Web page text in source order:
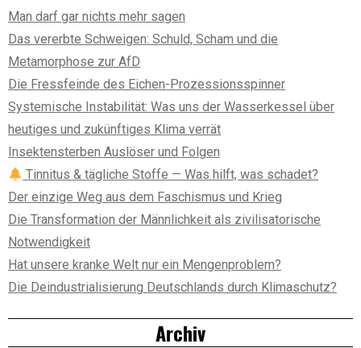
Man darf gar nichts mehr sagen
Das vererbte Schweigen: Schuld, Scham und die
Metamorphose zur AfD
Die Fressfeinde des Eichen-Prozessionsspinner
Systemische Instabilität: Was uns der Wasserkessel über
heutiges und zukünftiges Klima verrät
Insektensterben Auslöser und Folgen
Tinnitus & tägliche Stoffe — Was hilft, was schadet?
Der einzige Weg aus dem Faschismus und Krieg
Die Transformation der Männlichkeit als zivilisatorische
Notwendigkeit
Hat unsere kranke Welt nur ein Mengenproblem?
Die Deindustrialisierung Deutschlands durch Klimaschutz?
Archiv